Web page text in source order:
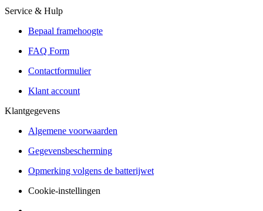
Service & Hulp
Bepaal framehoogte
FAQ Form
Contactformulier
Klant account
Klantgegevens
Algemene voorwaarden
Gegevensbescherming
Opmerking volgens de batterijwet
Cookie-instellingen